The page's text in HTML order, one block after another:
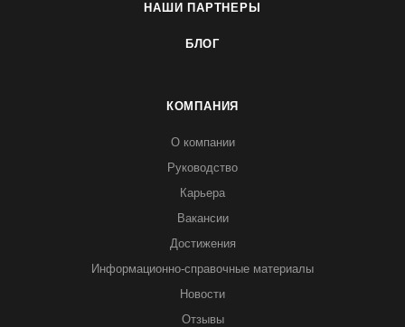
НАШИ ПАРТНЕРЫ
БЛОГ
КОМПАНИЯ
О компании
Руководство
Карьера
Вакансии
Достижения
Информационно-справочные материалы
Новости
Отзывы